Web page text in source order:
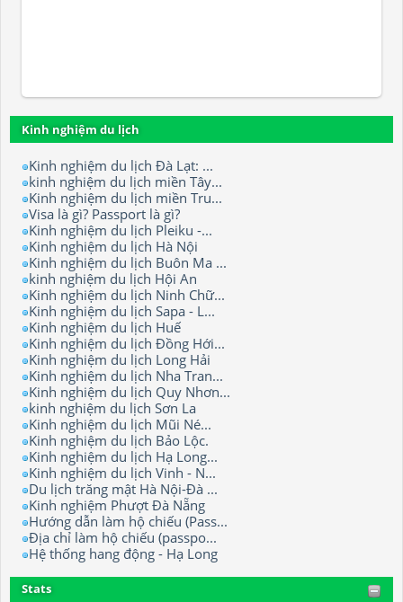
Kinh nghiệm du lịch
Kinh nghiệm du lịch Đà Lạt: ...
kinh nghiệm du lịch miền Tây...
Kinh nghiệm du lịch miền Tru...
Visa là gì? Passport là gì?
Kinh nghiệm du lịch Pleiku -...
Kinh nghiệm du lịch Hà Nội
Kinh nghiệm du lịch Buôn Ma ...
kinh nghiệm du lịch Hội An
Kinh nghiệm du lịch Ninh Chữ...
Kinh nghiệm du lịch Sapa - L...
Kinh nghiệm du lịch Huế
Kinh nghiệm du lịch Đồng Hới...
Kinh nghiệm du lịch Long Hải
Kinh nghiệm du lịch Nha Tran...
Kinh nghiệm du lịch Quy Nhơn...
kinh nghiệm du lịch Sơn La
Kinh nghiệm du lịch Mũi Né...
Kinh nghiệm du lịch Bảo Lộc.
Kinh nghiệm du lịch Hạ Long...
Kinh nghiệm du lịch Vinh - N...
Du lịch trăng mật Hà Nội-Đà ...
Kinh nghiệm Phượt Đà Nẵng
Hướng dẫn làm hộ chiếu (Pass...
Địa chỉ làm hộ chiếu (passpo...
Hệ thống hang động - Hạ Long
Stats